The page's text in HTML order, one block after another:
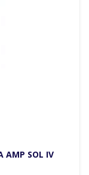
AMP SOL IV